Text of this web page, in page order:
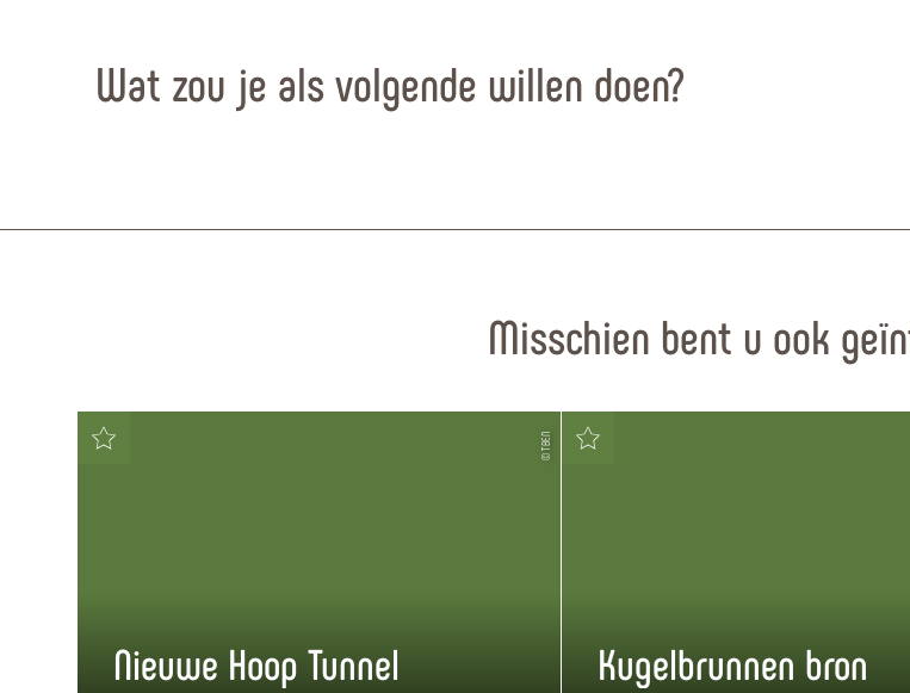
Wat zou je als volgende willen doen?
Misschien bent u ook
© TBEN
Nieuwe Hoop Tunnel Kugelbrunnen bron